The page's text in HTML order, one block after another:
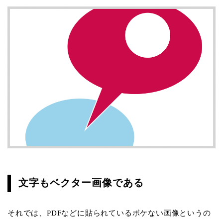
文字もベクター画像である
それでは、PDFなどに貼られているボケない画像というの